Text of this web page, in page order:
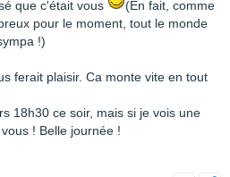
que c'était vous
(En fait, comme
pour le moment, tout le monde
!)
ferait plaisir. Ca monte vite en tout
18h30 ce soir, mais si je vois une
! Belle journée !